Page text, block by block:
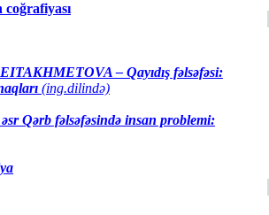
coğrafiyası
– Qayıdış fəlsəfəsi:
(ing.dilində)
Qərb fəlsəfəsində insan problemi: